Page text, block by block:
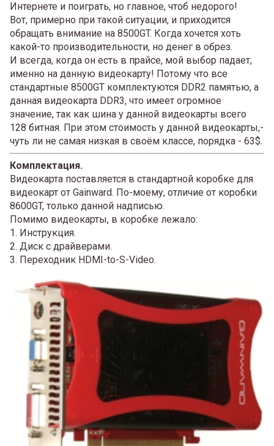
Интернете и поиграть, но главное, чтоб недорого!
Вот, примерно при такой ситуации, и приходится
обращать внимание на 8500GT. Когда хочется хоть
какой-то производительности, но денег в обрез.
И всегда, когда он есть в прайсе, мой выбор падает,
именно на данную видеокарту! Потому что все
стандартные 8500GT комплектуются DDR2 памятью, а
данная видеокарта DDR3, что имеет огромное
значение, так как шина у данной видеокарты всего
128 битная. При этом стоимость у данной видеокарты,-
чуть ли не самая низкая в своём классе, порядка - 63$.
Комплектация.
Видеокарта поставляется в стандартной коробке для
видеокарт от Gainward. По-моему, отличие от коробки
8600GT, только данной надписью.
Помимо видеокарты, в коробке лежало:
1. Инструкция.
2. Диск с драйверами.
3. Переходник HDMI-to-S-Video.